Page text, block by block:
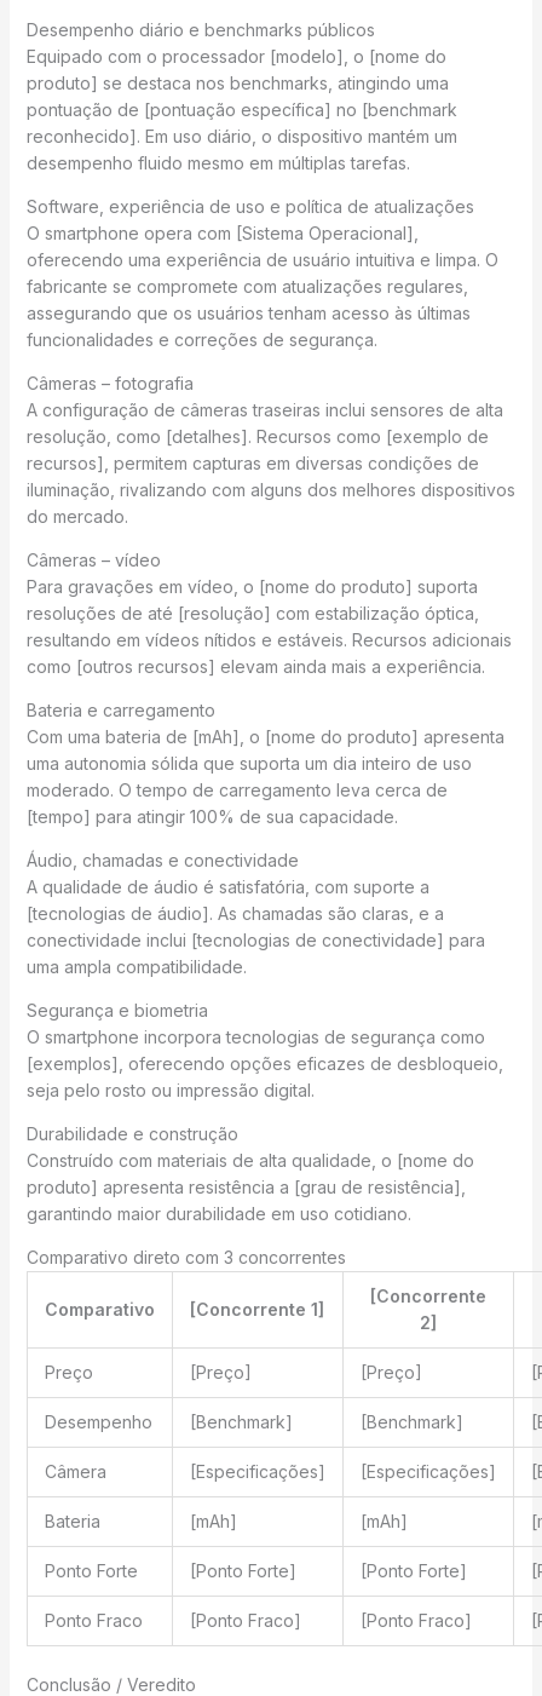
Desempenho diário e benchmarks públicos
Equipado com o processador [modelo], o [nome do
produto] se destaca nos benchmarks, atingindo uma
pontuação de [pontuação específica] no [benchmark
reconhecido]. Em uso diário, o dispositivo mantém um
desempenho fluido mesmo em múltiplas tarefas.
Software, experiência de uso e política de atualizações
O smartphone opera com [Sistema Operacional],
oferecendo uma experiência de usuário intuitiva e limpa. O
fabricante se compromete com atualizações regulares,
assegurando que os usuários tenham acesso às últimas
funcionalidades e correções de segurança.
Câmeras – fotografia
A configuração de câmeras traseiras inclui sensores de alta
resolução, como [detalhes]. Recursos como [exemplo de
recursos], permitem capturas em diversas condições de
iluminação, rivalizando com alguns dos melhores dispositivos
do mercado.
Câmeras – vídeo
Para gravações em vídeo, o [nome do produto] suporta
resoluções de até [resolução] com estabilização óptica,
resultando em vídeos nítidos e estáveis. Recursos adicionais
como [outros recursos] elevam ainda mais a experiência.
Bateria e carregamento
Com uma bateria de [mAh], o [nome do produto] apresenta
uma autonomia sólida que suporta um dia inteiro de uso
moderado. O tempo de carregamento leva cerca de
[tempo] para atingir 100% de sua capacidade.
Áudio, chamadas e conectividade
A qualidade de áudio é satisfatória, com suporte a
[tecnologias de áudio]. As chamadas são claras, e a
conectividade inclui [tecnologias de conectividade] para
uma ampla compatibilidade.
Segurança e biometria
O smartphone incorpora tecnologias de segurança como
[exemplos], oferecendo opções eficazes de desbloqueio,
seja pelo rosto ou impressão digital.
Durabilidade e construção
Construído com materiais de alta qualidade, o [nome do
produto] apresenta resistência a [grau de resistência],
garantindo maior durabilidade em uso cotidiano.
Comparativo direto com 3 concorrentes
Comparativo [Concorrente 1]
[Concorrente
2]
Preço [Preço] [Preço]
Desempenho [Benchmark] [Benchmark]
Câmera [Especificações] [Especificações]
Bateria [mAh] [mAh]
Ponto Forte [Ponto Forte] [Ponto Forte]
Ponto Fraco [Ponto Fraco] [Ponto Fraco]
Conclusão / Veredito